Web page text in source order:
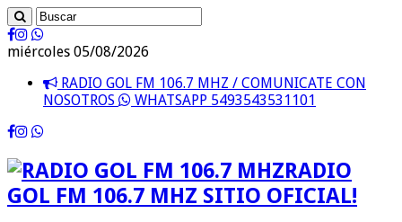
miércoles 05/08/2026
RADIO GOL FM 106.7 MHZ / COMUNICATE CON
NOSOTROS
WHATSAPP 5493543531101
RADIO
GOL FM 106.7 MHZ SITIO OFICIAL!